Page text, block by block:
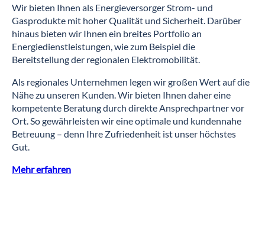
Wir bieten Ihnen als Energieversorger Strom- und
Gasprodukte mit hoher Qualität und Sicherheit. Darüber
hinaus bieten wir Ihnen ein breites Portfolio an
Energiedienstleistungen, wie zum Beispiel die
Bereitstellung der regionalen Elektromobilität.
Als regionales Unternehmen legen wir großen Wert auf die
Nähe zu unseren Kunden. Wir bieten Ihnen daher eine
kompetente Beratung durch direkte Ansprechpartner vor
Ort. So gewährleisten wir eine optimale und kundennahe
Betreuung – denn Ihre Zufriedenheit ist unser höchstes
Gut.
Mehr erfahren